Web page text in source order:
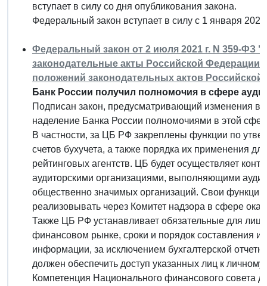
вступает в силу со дня опубликования закона.
Федеральный закон вступает в силу с 1 января 2022
Федеральный закон от 2 июля 2021 г. N 359-ФЗ
законодательные акты Российской Федерации
положений законодательных актов
Банк России получил полномочия в сфере
Подписан закон, предусматривающий изменения в
наделение Банка России полномочиями в этой
В частности, за ЦБ РФ закреплены функции по
счетов бухучета, а также порядка их применения
рейтинговых агентств. ЦБ будет осуществляет
аудиторскими организациями, выполняющими
общественно значимых организаций. Свои
реализовывать через Комитет надзора в сфере
Также ЦБ РФ устанавливает обязательные для
финансовом рынке, сроки и порядок составления и
информации, за исключением бухгалтерской
должен обеспечить доступ указанных лиц к
Компетенция Национального финансового совета